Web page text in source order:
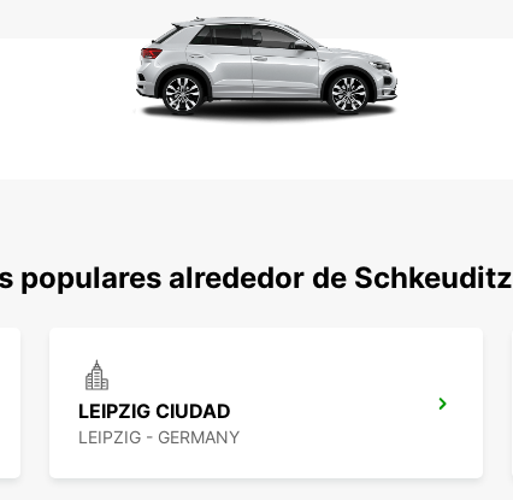
populares alrededor de Schkeuditz
LEIPZIG CIUDAD
LEIPZIG - GERMANY